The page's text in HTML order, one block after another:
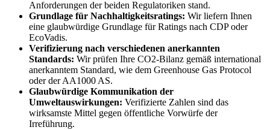
Anforderungen der beiden Regulatoriken stand.
Grundlage für Nachhaltigkeitsratings: Wir liefern Ihnen
eine glaubwürdige Grundlage für Ratings nach CDP oder
EcoVadis.
Verifizierung nach verschiedenen anerkannten
Standards: Wir prüfen Ihre CO2-Bilanz gemäß international
anerkanntem Standard, wie dem Greenhouse Gas Protocol
oder der AA1000 AS.
Glaubwürdige Kommunikation der
Umweltauswirkungen: Verifizierte Zahlen sind das
wirksamste Mittel gegen öffentliche Vorwürfe der
Irreführung.